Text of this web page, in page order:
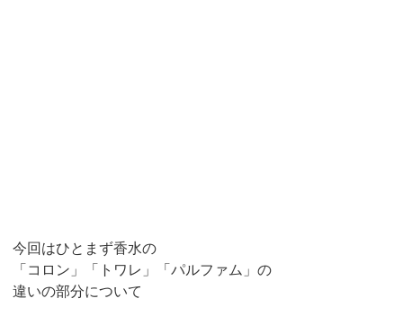
今回はひとまず香水の
「コロン」「トワレ」「パルファム」の
違いの部分について